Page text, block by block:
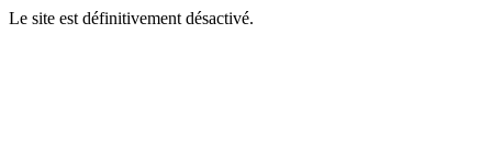
Le site est définitivement désactivé.